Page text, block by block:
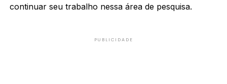
continuar seu trabalho nessa área de pesquisa.
PUBLICIDADE